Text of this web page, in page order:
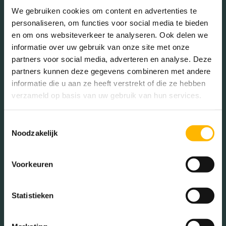
We gebruiken cookies om content en advertenties te
personaliseren, om functies voor social media te bieden
en om ons websiteverkeer te analyseren. Ook delen we
informatie over uw gebruik van onze site met onze
partners voor social media, adverteren en analyse. Deze
partners kunnen deze gegevens combineren met andere
informatie die u aan ze heeft verstrekt of die ze hebben
verzameld op basis van uw gebruik van hun services.
Noodzakelijk
Voorkeuren
Statistieken
Ongehuwd (80.85%)
Gescheiden (6.38%)
Verweduwd (2.13%)
Leeftijd in wijk
0 - 15 jaar (6.38%)
15 - 25 jaar (40.43%)
Geslacht